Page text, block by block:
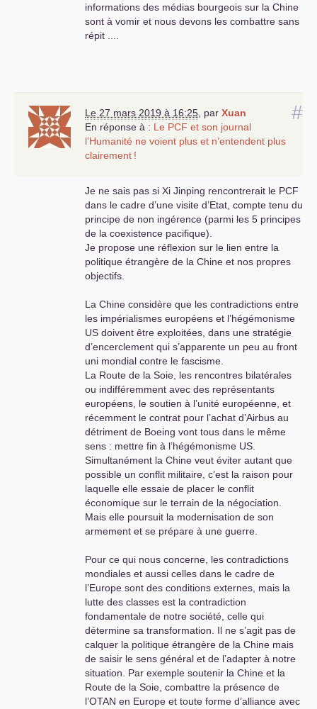
informations des médias bourgeois sur la Chine
sont à vomir et nous devons les combattre sans
répit ....
#
Le 27 mars 2019 à 16:25 par Xuan
En réponse à : Le PCF et son journal
l’Humanité ne voient plus et n’entendent plus
clairement !
Je ne sais pas si Xi Jinping rencontrerait le PCF
dans le cadre d’une visite d’Etat, compte tenu du
principe de non ingérence (parmi les 5 principes
de la coexistence pacifique).
Je propose une réflexion sur le lien entre la
politique étrangère de la Chine et nos propres
objectifs.
La Chine considère que les contradictions entre
les impérialismes européens et l’hégémonisme
US doivent être exploitées, dans une stratégie
d’encerclement qui s’apparente un peu au front
uni mondial contre le fascisme.
La Route de la Soie, les rencontres bilatérales
ou indifféremment avec des représentants
européens, le soutien à l’unité européenne, et
récemment le contrat pour l’achat d’Airbus au
détriment de Boeing vont tous dans le même
sens : mettre fin à l’hégémonisme US
Simultanément la Chine veut éviter autant que
possible un conflit militaire, c’est la raison pour
laquelle elle essaie de placer le conflit
économique sur le terrain de la négociation.
Mais elle poursuit la modernisation de son
armement et se prépare à une guerre.
Pour ce qui nous concerne, les contradictions
mondiales et aussi celles dans le cadre de
l’Europe sont des conditions externes, mais la
lutte des classes est la contradiction
fondamentale de notre société, celle qui
détermine sa transformation. Il ne s’agit pas de
calquer la politique étrangère de la Chine mais
de saisir le sens général et de l’adapter à notre
situation. Par exemple soutenir la Chine et la
Route de la Soie, combattre la présence de
l’OTAN en Europe et toute forme d’alliance avec